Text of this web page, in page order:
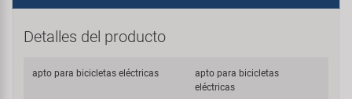
Detalles del producto
apto para bicicletas eléctricas
apto para bicicletas
eléctricas